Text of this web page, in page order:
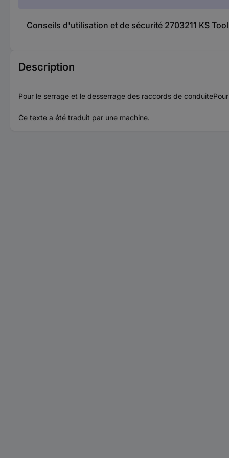
Conseils d'utilisation et de sécurité 2703211 KS
Description
Pour le serrage et le desserrage des raccords de
Ce texte a été traduit par une machine.